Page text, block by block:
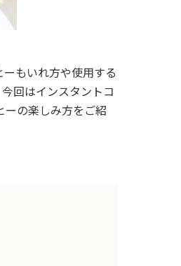
もいれ方や使用する
回はインスタントコ
の楽しみ方をご紹